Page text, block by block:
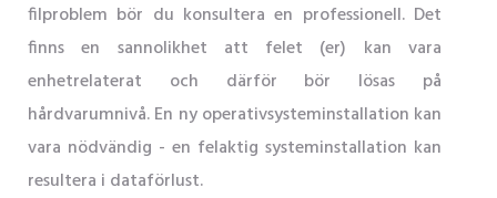
filproblem bör du konsultera en professionell. Det
finns en sannolikhet att felet (er) kan vara
enhetrelaterat och därför bör lösas på
hårdvarumnivå. En ny operativsysteminstallation kan
vara nödvändig - en felaktig systeminstallation kan
resultera i dataförlust.